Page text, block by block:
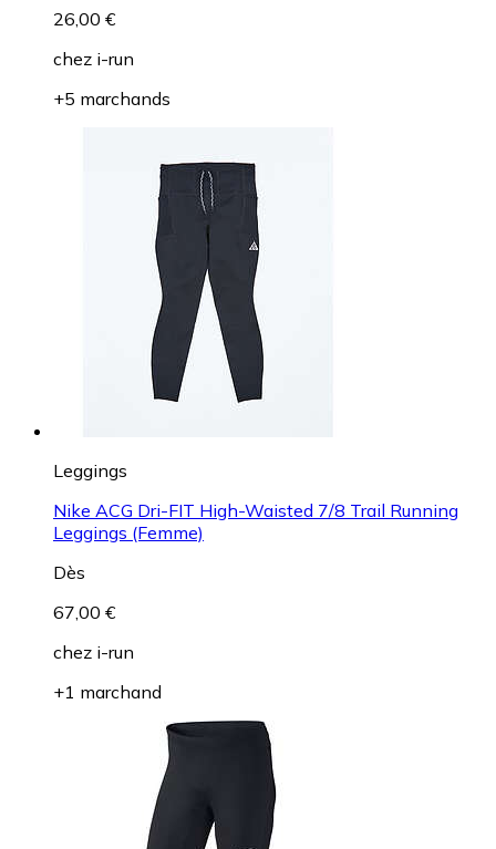
26,00 €
chez i-run
+5 marchands
Leggings
Nike ACG Dri-FIT High-Waisted 7/8 Trail Running
Leggings (Femme)
Dès
67,00 €
chez i-run
+1 marchand